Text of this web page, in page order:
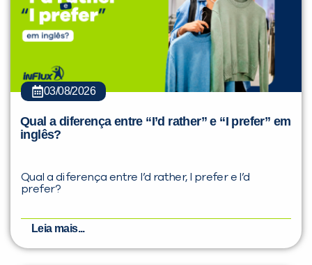
03/08/2026
Qual a diferença entre “I’d rather” e “I prefer” em
inglês?
Qual a diferença entre I’d rather, I prefer e I’d
prefer?
Leia mais...